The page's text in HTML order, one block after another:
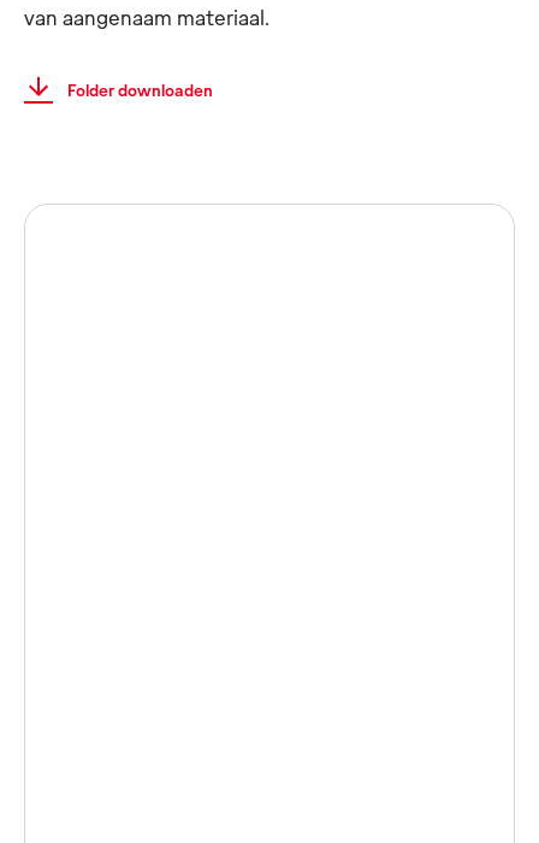
van aangenaam materiaal.
Folder downloaden